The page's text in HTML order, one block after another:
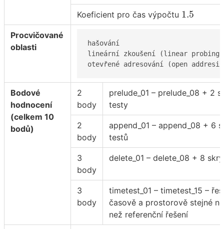
Koeficient pro čas výpočtu 1.5
1.5
Procvičované
oblasti
hašování
lineární zkoušení (linear probing)
otevřené adresování (open
Bodové
hodnocení
(celkem 10
bodů)
2
body
prelude_01 – prelude_08 + 2
testy
2
body
append_01 – append_08 + 6
testů
3
body
delete_01 – delete_08 + 8
3
body
timetest_01 – timetest_15 –
časově a prostorově stejné
než referenční řešení